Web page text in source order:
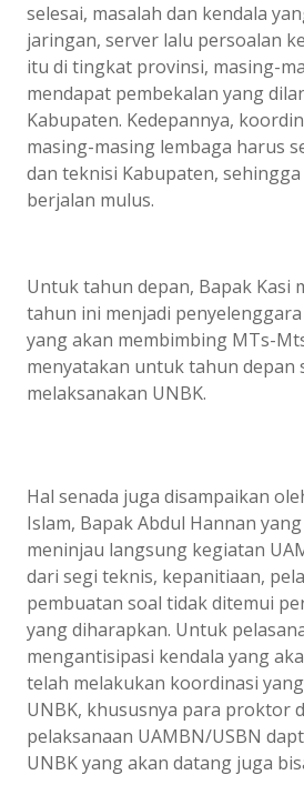
selesai, masalah dan kendala
jaringan, server lalu persoalan
itu di tingkat provinsi, masing-
mendapat pembekalan yang
Kabupaten. Kedepannya,
masing-masing lembaga harus
dan teknisi Kabupaten,
berjalan mulus.
Untuk tahun depan, Bapak Kasi
tahun ini menjadi
yang akan membimbing MTs-
menyatakan untuk tahun depan
melaksanakan UNBK.
Hal senada juga disampaikan
Islam, Bapak Abdul Hannan
meninjau langsung kegiatan
dari segi teknis, kepanitiaan,
pembuatan soal tidak ditemui
yang diharapkan. Untuk
mengantisipasi kendala yang
telah melakukan koordinasi
UNBK, khususnya para proktor
pelaksanaan UAMBN/USBN
UNBK yang akan datang juga